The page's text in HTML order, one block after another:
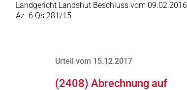
Landgericht Landshut Beschluss vom 09.02.2016
Az. 6 Qs 281/15
Urteil vom 15.12.2017
(2408) Abrechnung auf